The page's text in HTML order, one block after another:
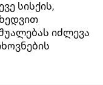
სისქის,
იძლევა